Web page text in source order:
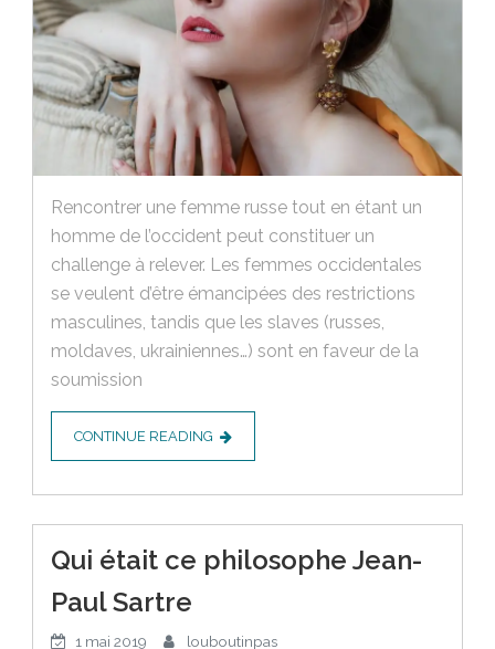
Rencontrer une femme russe tout en étant un
homme de l’occident peut constituer un
challenge à relever. Les femmes occidentales
se veulent d’être émancipées des restrictions
masculines, tandis que les slaves (russes,
moldaves, ukrainiennes…) sont en faveur de la
soumission
CONTINUE READING
Qui était ce philosophe Jean-
Paul Sartre
1 mai 2019 louboutinpas